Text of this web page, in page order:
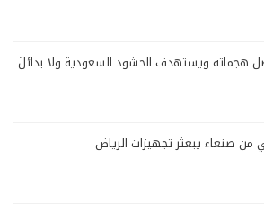
هجماته ويستهدف الحشود السعودية ولا بدائلَ
من صنعاء يبعثر تجهيزات الرياض